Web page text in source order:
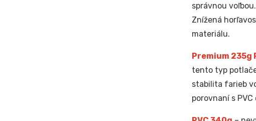
správnou
Znížená
materiálu.
Premium 235g
tento typ
stabilita farieb
porovnaní s